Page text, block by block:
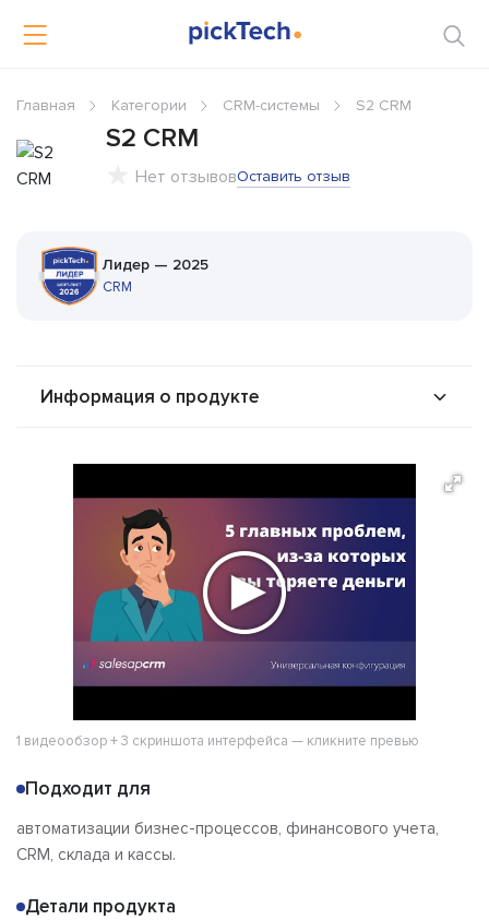
Главная Категории CRM-системы S2 CRM
S2 CRM
Нет отзывовОставить отзыв
Лидер — 2025
CRM
Информация о продукте
Решения
Альтернативы
Сравнения
Отзывы
1 видеообзор + 3 скриншота интерфейса — кликните превью
Подходит для
автоматизации бизнес-процессов, финансового учета,
CRM, склада и кассы.
Детали продукта